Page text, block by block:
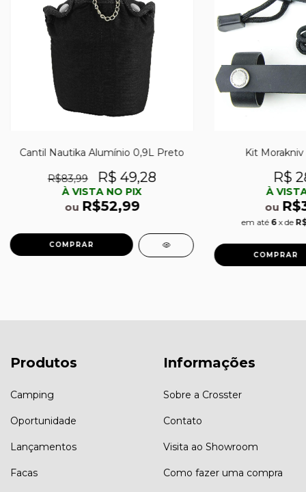
Cantil Nautika Alumínio 0,9L Preto
R$83,99 R$ 49,28
À VISTA NO PIX
ou R$52,99
Kit
R$
À
ou
em até 6 x de
Produtos
Camping
Oportunidade
Lançamentos
Facas
Informações
Sobre a Crosster
Contato
Visita ao Showroom
Como fazer uma compra